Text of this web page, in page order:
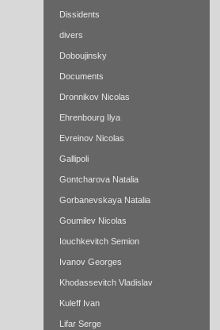
Dissidents
divers
Doboujinsky
Documents
Dronnikov Nicolas
Ehrenbourg Ilya
Evreinov Nicolas
Gallipoli
Gontcharova Natalia
Gorbanevskaya Natalia
Goumilev Nicolas
Iouchkevitch Semion
Ivanov Georges
Khodassevitch Vladislav
Kuleff Ivan
Lifar Serge